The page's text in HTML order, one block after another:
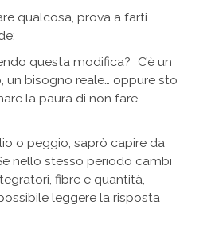
qualcosa, prova a farti
questa modifica? C’è un
un bisogno reale… oppure sto
la paura di non fare
o peggio, saprò capire da
nello stesso periodo cambi
fibre e quantità,
leggere la risposta